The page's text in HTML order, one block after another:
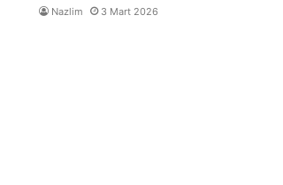
Nazlim 3 Mart 2026